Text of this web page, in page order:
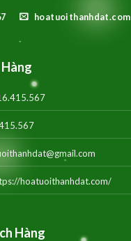
hoatuoithanhdat.com
hoatuoithanhdat.com/
Hàng